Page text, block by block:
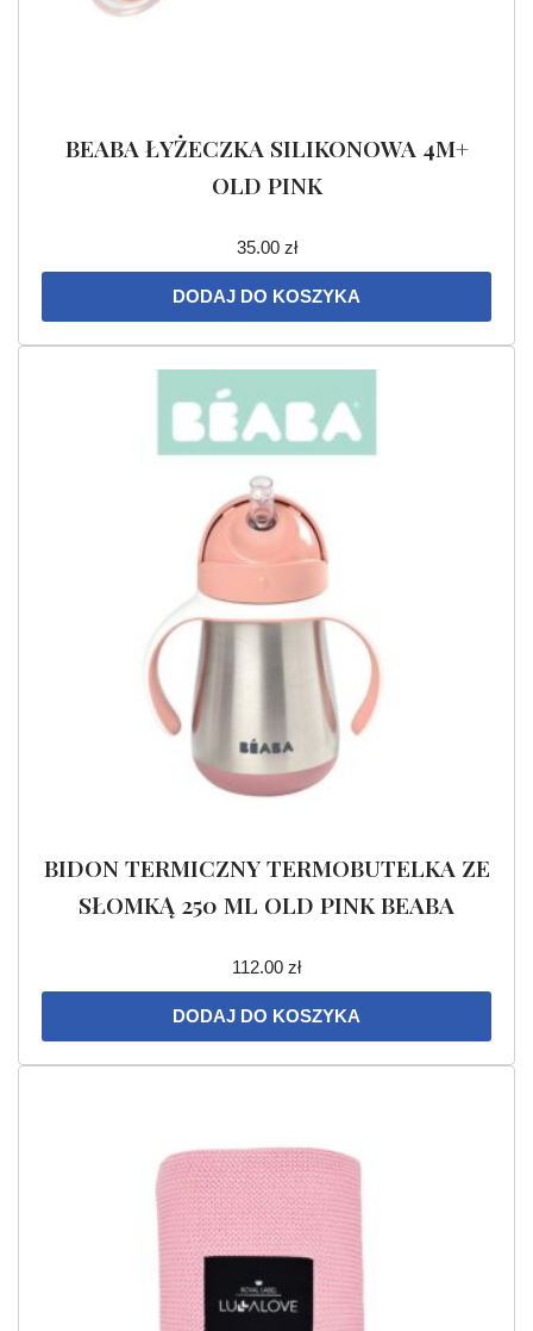
BEABA ŁYŻECZKA SILIKONOWA 4M+
OLD PINK
35.00 zł
DODAJ DO KOSZYKA
BIDON TERMICZNY TERMOBUTELKA ZE
SŁOMKĄ 250 ML OLD PINK BEABA
112.00 zł
DODAJ DO KOSZYKA